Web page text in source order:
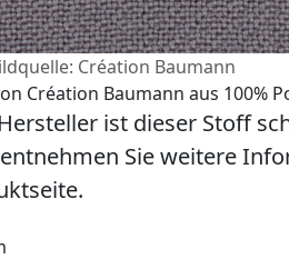
Création Baumann
Création Baumann aus 100%
ist dieser Stoff
Sie weitere